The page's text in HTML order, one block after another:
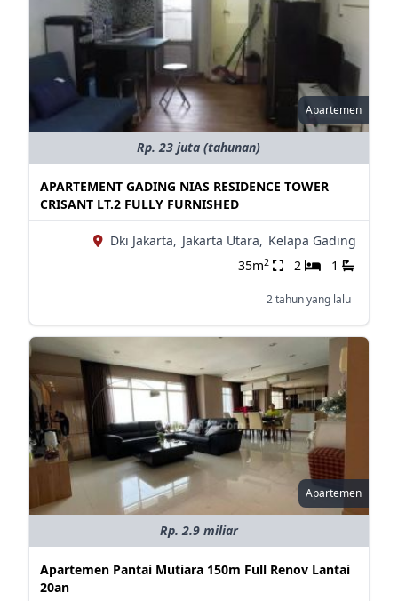
Apartemen
Rp. 23 juta (tahunan)
APARTEMENT GADING NIAS RESIDENCE TOWER
CRISANT LT.2 FULLY FURNISHED
Dki Jakarta, Jakarta Utara, Kelapa Gading
35m2 2 1
2 tahun yang lalu
Apartemen
Rp. 2.9 miliar
Apartemen Pantai Mutiara 150m Full Renov Lantai
20an